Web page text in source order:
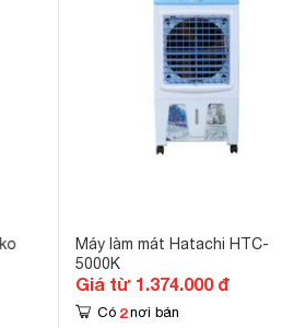
Máy làm mát Hatachi HTC-
5000K
Giá từ 1.374.000 đ
Có 2 nơi bán